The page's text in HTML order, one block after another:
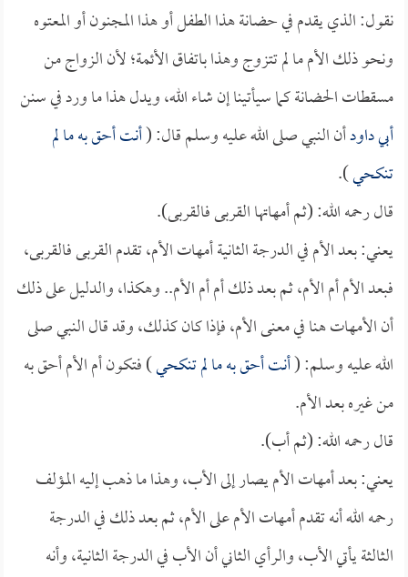
نقول: الذي يقدم في حضانة هذا الطفل أو هذا المجنون أو المعتوه
ونحو ذلك الأم ما لم تتزوج وهذا باتفاق الأئمة؛ لأن الزواج من
مسقطات الحضانة كما سيأتينا إن شاء الله، ويدل هذا ما ورد في سنن
أبي داودأن النبي صلى الله عليه وسلم قال: (أنت أحق به ما لم
تنكحي).
قال رحمه الله: (ثم أمهاتها القربى فالقربى).
يعني: بعد الأم في الدرجة الثانية أمهات الأم، تقدم القربى فالقربى،
فبعد الأم أم الأم، ثم بعد ذلك أم أم الأم.. وهكذا، والدليل على ذلك
أن الأمهات هنا في معنى الأم، فإذا كان كذلك، وقد قال النبي صلى
الله عليه وسلم: (أنت أحق به ما لم تنكحي) فتكون أم الأم أحق به
من غيره بعد الأم.
قال رحمه الله: (ثم أب).
يعني: بعد أمهات الأم يصار إلى الأب، وهذا ما ذهب إليه المؤلف
رحمه الله أنه تقدم أمهات الأم على الأم، ثم بعد ذلك في الدرجة
الثالثة يأتي الأب، والرأي الثاني أن الأب في الدرجة الثانية، وأنه